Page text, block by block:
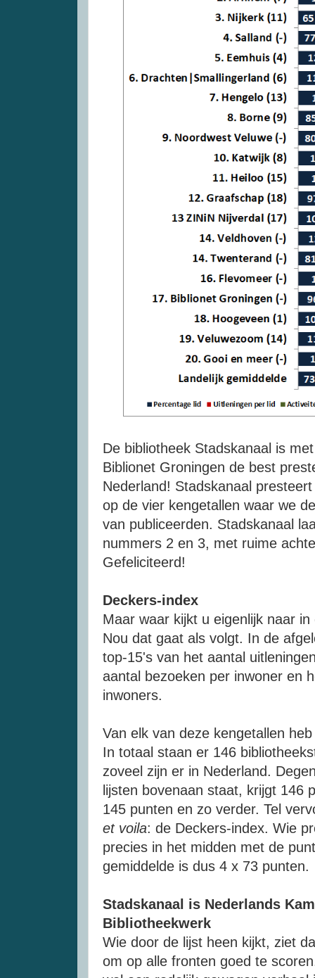
De bibliotheek Stadskanaal is
Biblionet Groningen de best
Nederland! Stadskanaal
op de vier kengetallen waar we
van publiceerden. Stadskanaal
nummers 2 en 3, met ruime
Gefeliciteerd!
Deckers-index
Maar waar kijkt u eigenlijk naar
Nou dat gaat als volgt. In de
top-15's van het aantal
aantal bezoeken per inwoner en
inwoners.
Van elk van deze kengetallen
In totaal staan er 146
zoveel zijn er in Nederland.
lijsten bovenaan staat, krijgt 146
145 punten en zo verder. Tel
et voila: de Deckers-index. Wie
precies in het midden met de
gemiddelde is dus 4 x 73 punten.
Stadskanaal is Nederlands
Bibliotheekwerk
Wie door de lijst heen kijkt, ziet
om op alle fronten goed te